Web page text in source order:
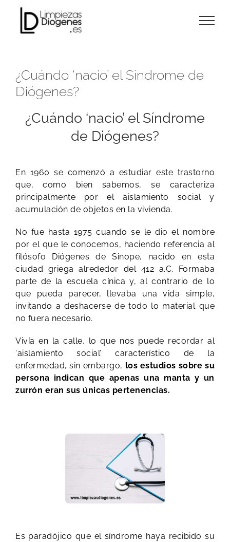
content
¿Cuándo ‘nacio’ el Síndrome de
Diógenes?
¿Cuándo ‘nacio’ el Síndrome
de Diógenes?
En 1960 se comenzó a estudiar este trastorno
que, como bien sabemos, se caracteriza
principalmente por el aislamiento social y
acumulación de objetos en la vivienda.
No fue hasta 1975 cuando se le dio el nombre
por el que le conocemos, haciendo referencia al
filósofo Diógenes de Sinope, nacido en esta
ciudad griega alrededor del 412 a.C. Formaba
parte de la escuela cínica y, al contrario de lo
que pueda parecer, llevaba una vida simple,
invitando a deshacerse de todo lo material que
no fuera necesario.
Vivía en la calle, lo que nos puede recordar al
‘aislamiento social’ característico de la
enfermedad, sin embargo, los estudios sobre su
persona indican que apenas una manta y un
zurrón eran sus únicas pertenencias.
Es paradójico que el síndrome haya recibido su